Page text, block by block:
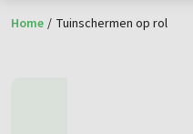
Home / Tuinschermen op rol